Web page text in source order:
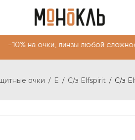
очки, линзы любой
очки / E / С/з Elfspirit / С/з